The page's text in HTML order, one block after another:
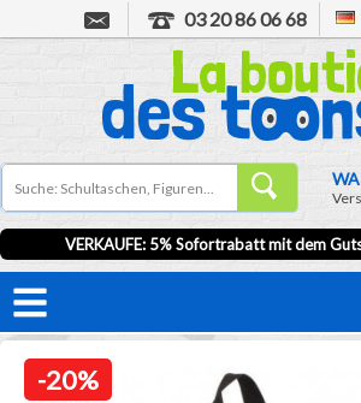
03 20 86 06 68
VERKAUFE: 5% Sofortrabatt mit dem
-20%